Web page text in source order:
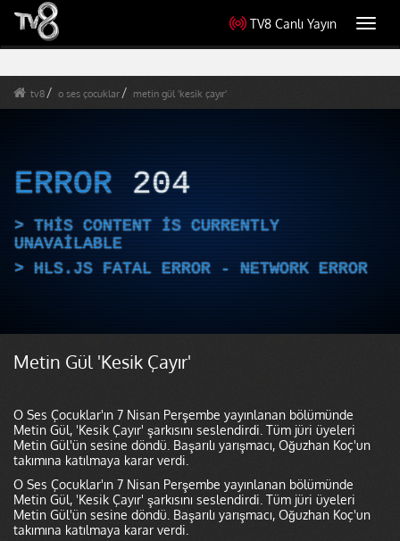
TV8 Canlı Yayın
tv8 o ses çocuklar metin gül 'kesik çayır'
ERROR 204
THIS CONTENT IS CURRENTLY
UNAVAILABLE
HLS.JS FATAL ERROR - NETWORK ERROR
Metin Gül 'Kesik Çayır'
O Ses Çocuklar'ın 7 Nisan Perşembe yayınlanan bölümünde
Metin Gül, 'Kesik Çayır' şarkısını seslendirdi. Tüm jüri üyeleri
Metin Gül'ün sesine döndü. Başarılı yarışmacı, Oğuzhan Koç'un
takımına katılmaya karar verdi.
O Ses Çocuklar'ın 7 Nisan Perşembe yayınlanan bölümünde
Metin Gül, 'Kesik Çayır' şarkısını seslendirdi. Tüm jüri üyeleri
Metin Gül'ün sesine döndü. Başarılı yarışmacı, Oğuzhan Koç'un
takımına katılmaya karar verdi.